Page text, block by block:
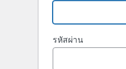
รหัสผ่าน